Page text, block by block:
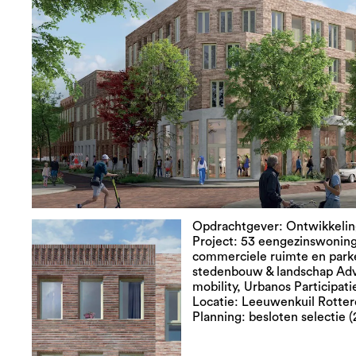
Opdrachtgever:
Project: 53
commerciele ruimte en
stedenbouw & landschap
mobility, Urbanos
Locatie: Leeuwenkuil
Planning: besloten selectie